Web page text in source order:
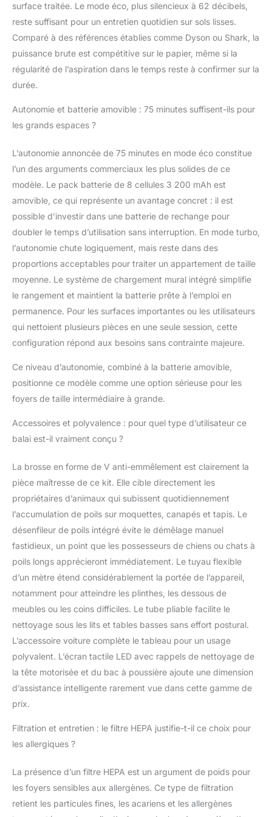
prêt à l’emploi en un rien de temps. Le
support mural pratique permet non
seulement de ranger tous les accessoires
recharger automatiquement l’appareil
grâce à la toute dernière technologie de
longtemps, rechargez plus vite – un
confort réinventé! 【Tuyau Flexible 1 m +
Complet & Soins Sans Effort】Transformez
expert polyvalent! Le tube télescopique
atteint sans effort les interstices des
sièges auto et les dessous de meubles -
complètement sans se pencher ni
brosse et aspire simultanément : Défaites
les nœuds de poils instantanément et
éliminez les poils détachés en un seul
geste. Fini les soins fastidieux! Double
professionnels en un appareil. Des soins
animaliers professionnels à la maison,
aussi simples que cela! 【🌪️ Filtration
efficace à 99,99 %, Grand Réservoir &
filtration avancé à 6 couches, comprenant
un double filtre HEPA et MIF, élimine
jusqu’à 99,99 % des particules fines et
allergènes – pour un air ambiant plus pur
1,6 L offre une capacité généreuse,
réduisant la fréquence des vidanges. Avec
se vide facilement d’une seule main, sans
contact direct avec la poussière – rapide,
hygiénique et sans effort. Respirez mieux,
nettoyez plus intelligemment – simplicité et
propreté à chaque étape ! 【Design
Autoportant – Flexible & Peu
Encombrant】Grâce à son design
autoportant ingénieux, notre aspirateur
sans fil vous permet de faire une pause à
tout moment – sans besoin de l’adosser
ou d’utiliser un support mural. Que ce soit
dans le couloir, à côté du canapé ou dans
un placard, il reste debout de manière
Cette fonctionnalité vous fait non
seulement gagner de la place, mais rend
aussi le rangement plus facile et le
nettoyage encore plus pratique. Tenez-le
Intelligent Tout-En-Un – Contrôle Total en
un Coup d’œil】Notre aspirateur sans fil
est doté d’un écran tactile LED intelligent
temps réel des informations sur le niveau
de batterie, l’état de charge et le mode
sélectionné (ÉCO / Sol / Tapis / Turbo).
surface traitée. Le mode éco, plus silencieux à 62 décibels,
reste suffisant pour un entretien quotidien sur sols lisses.
Comparé à des références établies comme Dyson ou Shark, la
puissance brute est compétitive sur le papier, même si la
régularité de l’aspiration dans le temps reste à confirmer sur la
durée.
Autonomie et batterie amovible : 75 minutes suffisent-ils pour
les grands espaces ?
L’autonomie annoncée de 75 minutes en mode éco constitue
l’un des arguments commerciaux les plus solides de ce
modèle. Le pack batterie de 8 cellules 3 200 mAh est
amovible, ce qui représente un avantage concret : il est
possible d’investir dans une batterie de rechange pour
doubler le temps d’utilisation sans interruption. En mode turbo,
l’autonomie chute logiquement, mais reste dans des
proportions acceptables pour traiter un appartement de taille
moyenne. Le système de chargement mural intégré simplifie
le rangement et maintient la batterie prête à l’emploi en
permanence. Pour les surfaces importantes ou les utilisateurs
qui nettoient plusieurs pièces en une seule session, cette
configuration répond aux besoins sans contrainte majeure.
Ce niveau d’autonomie, combiné à la batterie amovible,
positionne ce modèle comme une option sérieuse pour les
foyers de taille intermédiaire à grande.
Accessoires et polyvalence : pour quel type d’utilisateur ce
balai est-il vraiment conçu ?
La brosse en forme de V anti-emmêlement est clairement la
pièce maîtresse de ce kit. Elle cible directement les
propriétaires d’animaux qui subissent quotidiennement
l’accumulation de poils sur moquettes, canapés et tapis. Le
désenfileur de poils intégré évite le démêlage manuel
fastidieux, un point que les possesseurs de chiens ou chats à
poils longs apprécieront immédiatement. Le tuyau flexible
d’un mètre étend considérablement la portée de l’appareil,
notamment pour atteindre les plinthes, les dessous de
meubles ou les coins difficiles. Le tube pliable facilite le
nettoyage sous les lits et tables basses sans effort postural.
L’accessoire voiture complète le tableau pour un usage
polyvalent. L’écran tactile LED avec rappels de nettoyage de
la tête motorisée et du bac à poussière ajoute une dimension
d’assistance intelligente rarement vue dans cette gamme de
prix.
Filtration et entretien : le filtre HEPA justifie-t-il ce choix pour
les allergiques ?
La présence d’un filtre HEPA est un argument de poids pour
les foyers sensibles aux allergènes. Ce type de filtration
retient les particules fines, les acariens et les allergènes